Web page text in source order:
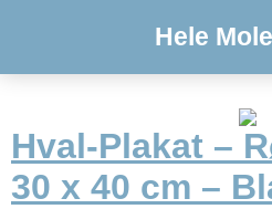
Hele
Hval-Plakat –
30 x 40 cm –